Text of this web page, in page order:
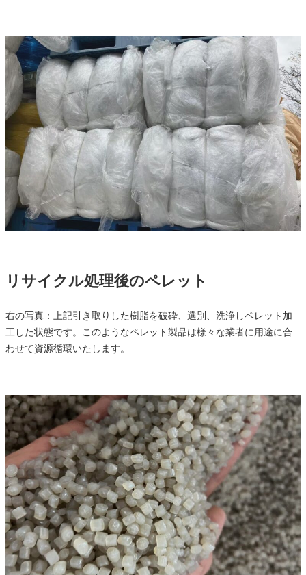
リサイクル処理後のペレット
右の写真：上記引き取りした樹脂を破砕、選別、洗浄しペレット加
工した状態です。このようなペレット製品は様々な業者に用途に合
わせて資源循環いたします。